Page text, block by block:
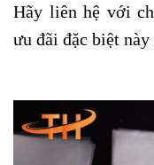
Hãy liên hệ với
ưu đãi đặc biệt này